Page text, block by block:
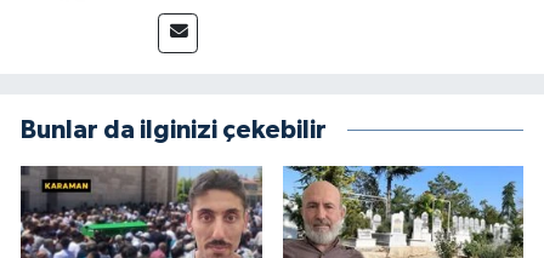
Bunlar da ilginizi çekebilir